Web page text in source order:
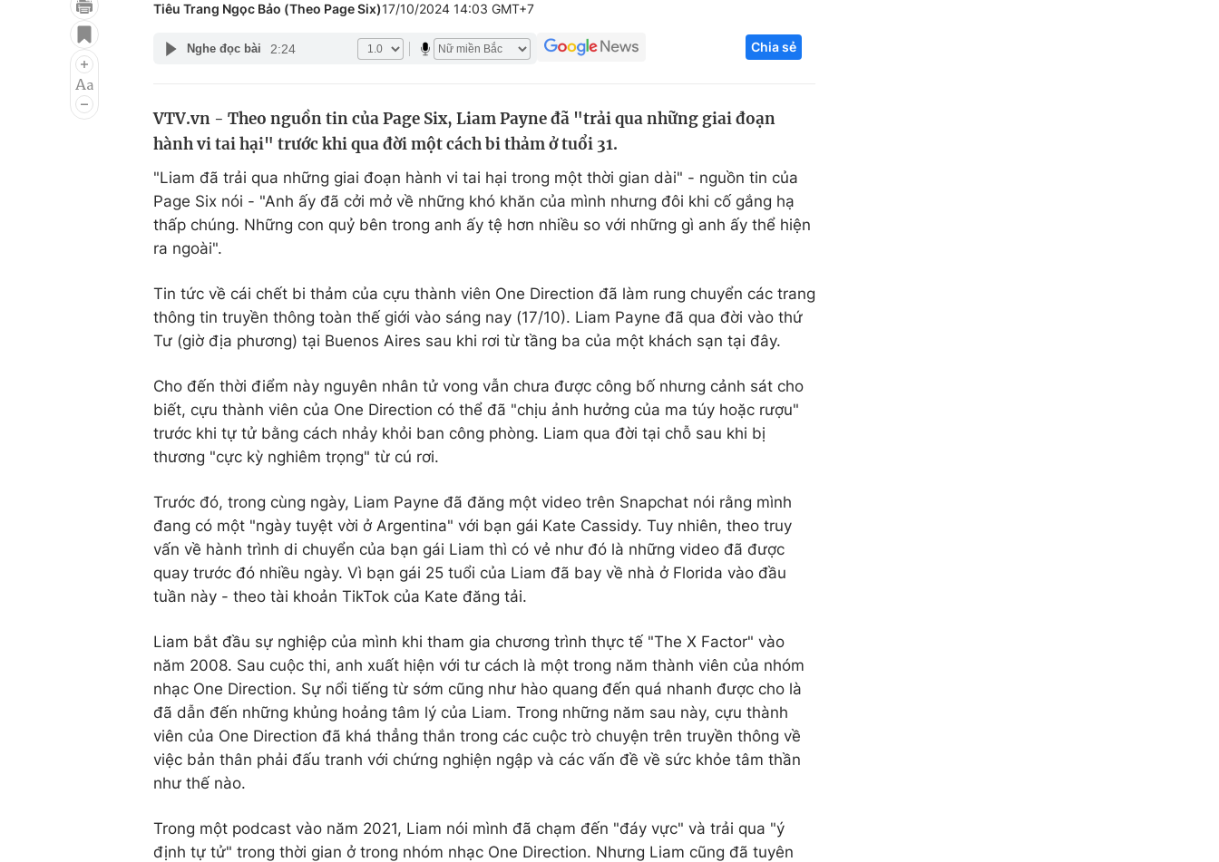
Điện ảnh
Âm nhạc
Du lịch
Chất lượng cuộc sống
Tuyển sinh
Hitech Công nghệ tương lai
Thị trường
Tiêu Trang Ngọc Bảo (Theo Page Six)17/10/2024 14:03 GMT+7
Nghe đọc bài 2:24 Chia sẻ
VTV.vn - Theo nguồn tin của Page Six, Liam Payne đã "trải qua những giai đoạn
hành vi tai hại" trước khi qua đời một cách bi thảm ở tuổi 31.
"Liam đã trải qua những giai đoạn hành vi tai hại trong một thời gian dài" - nguồn tin của
Page Six nói - "Anh ấy đã cởi mở về những khó khăn của mình nhưng đôi khi cố gắng hạ
thấp chúng. Những con quỷ bên trong anh ấy tệ hơn nhiều so với những gì anh ấy thể hiện
ra ngoài".
Tin tức về cái chết bi thảm của cựu thành viên One Direction đã làm rung chuyển các trang
thông tin truyền thông toàn thế giới vào sáng nay (17/10). Liam Payne đã qua đời vào thứ
Tư (giờ địa phương) tại Buenos Aires sau khi rơi từ tầng ba của một khách sạn tại đây.
Cho đến thời điểm này nguyên nhân tử vong vẫn chưa được công bố nhưng cảnh sát cho
biết, cựu thành viên của One Direction có thể đã "chịu ảnh hưởng của ma túy hoặc rượu"
trước khi tự tử bằng cách nhảy khỏi ban công phòng. Liam qua đời tại chỗ sau khi bị
thương "cực kỳ nghiêm trọng" từ cú rơi.
Trước đó, trong cùng ngày, Liam Payne đã đăng một video trên Snapchat nói rằng mình
đang có một "ngày tuyệt vời ở Argentina" với bạn gái Kate Cassidy. Tuy nhiên, theo truy
vấn về hành trình di chuyển của bạn gái Liam thì có vẻ như đó là những video đã được
quay trước đó nhiều ngày. Vì bạn gái 25 tuổi của Liam đã bay về nhà ở Florida vào đầu
tuần này - theo tài khoản TikTok của Kate đăng tải.
Liam bắt đầu sự nghiệp của mình khi tham gia chương trình thực tế "The X Factor" vào
năm 2008. Sau cuộc thi, anh xuất hiện với tư cách là một trong năm thành viên của nhóm
nhạc One Direction. Sự nổi tiếng từ sớm cũng như hào quang đến quá nhanh được cho là
đã dẫn đến những khủng hoảng tâm lý của Liam. Trong những năm sau này, cựu thành
viên của One Direction đã khá thẳng thắn trong các cuộc trò chuyện trên truyền thông về
việc bản thân phải đấu tranh với chứng nghiện ngập và các vấn đề về sức khỏe tâm thần
như thế nào.
Trong một podcast vào năm 2021, Liam nói mình đã chạm đến "đáy vực" và trải qua "ý
định tự tử" trong thời gian ở trong nhóm nhạc One Direction. Nhưng Liam cũng đã tuyên